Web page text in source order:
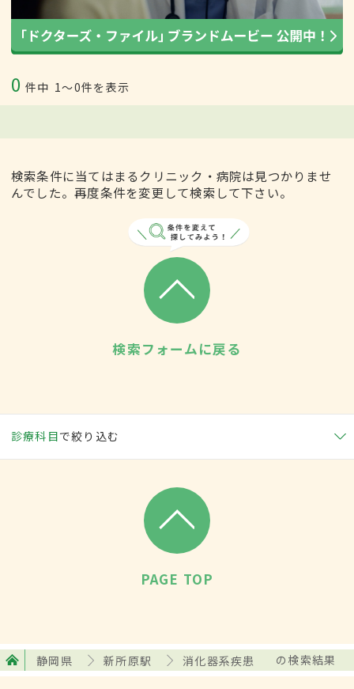
0 件中 1〜0件を表示
検索条件に当てはまるクリニック・病院は見つかりませ
んでした。再度条件を変更して検索して下さい。
検索フォームに戻る
診療科目で絞り込む
PAGE TOP
静岡県 新所原駅 消化器系疾患 の検索結果